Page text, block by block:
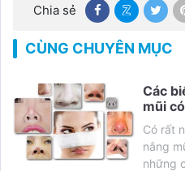
Chia sẻ
CÙNG CHUYÊN MỤC
Các
mũi
Có rất
nâng
những